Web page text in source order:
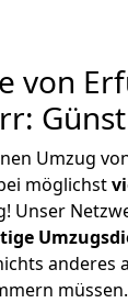
von
Umzug
möglichst
Unser
anderes